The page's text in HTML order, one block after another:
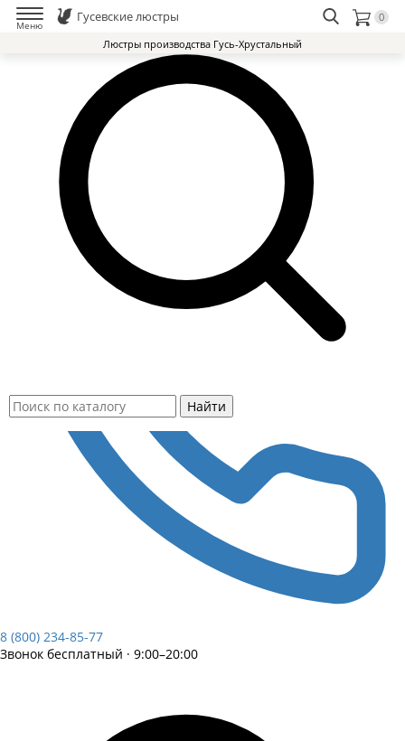
Люстры Гусь-Хрустальный Завод
Доставка и оплата
Избранное
Контакты
8 (800) 234-85-77
Звонок бесплатный · 9:00–20:00
Меню
Гусевские люстры
0
Люстры производства Гусь-Хрустальный
Найти